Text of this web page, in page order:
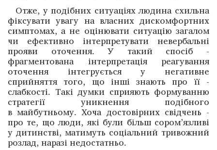
Отже, у подібних ситуаціях людина схильна
­фіксувати увагу на власних дискомфортних
симптомах, а не оцінювати ситуацію загалом
чи ефективно інтерпретувати невербальні
прояви оточення. У такий спосіб ­
фрагментована інтерпретація реагування
оточення інтег­рується у негативне
сприйняття того, що інші знають про її ­
слабкості. Такі думки сприяють формуванню
стратегії уникнення подібного
в майбутньому. Хоча достовірних ­свідчень ­
про те, що люди, які були більш сором’язливі
у дитинстві, ­матимуть соціальний тривожний
розлад, наразі недостатньо.